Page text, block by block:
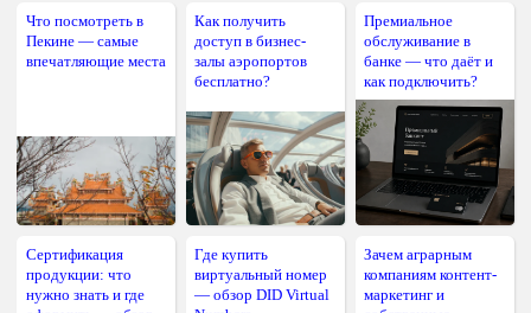
Что посмотреть в
Пекине — самые
впечатляющие места
Как получить
доступ в бизнес-
залы аэропортов
бесплатно?
Премиальное
обслуживание в
банке — что даёт и
как подключить?
Сертификация
продукции: что
нужно знать и где
Где купить
виртуальный номер
— обзор DID Virtual
Зачем аграрным
компаниям контент-
маркетинг и